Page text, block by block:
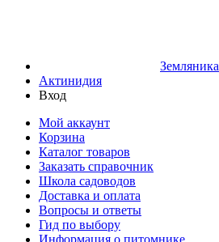
Земляника
Актинидия
Вход
Мой аккаунт
Корзина
Каталог товаров
Заказать справочник
Школа садоводов
Доставка и оплата
Вопросы и ответы
Гид по выбору
Информация о питомнике